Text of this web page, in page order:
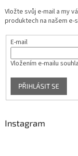
Vložte svůj e-mail a my
produktech na našem e-
E-mail
Vložením e-mailu
PŘIHLÁSIT SE
Instagram